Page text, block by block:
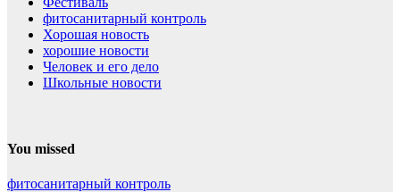
фитосанитарный контроль
Хорошая новость
хорошие новости
Человек и его дело
Школьные новости
You missed
фитосанитарный контроль